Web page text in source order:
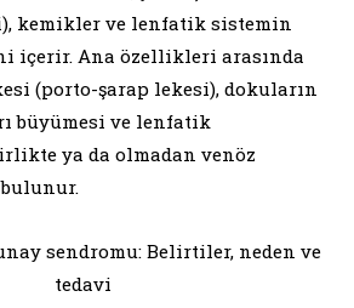
kemikler ve lenfatik sistemin
içerir. Ana özellikleri arasında
(porto-şarap lekesi), dokuların
büyümesi ve lenfatik
ya da olmadan venöz